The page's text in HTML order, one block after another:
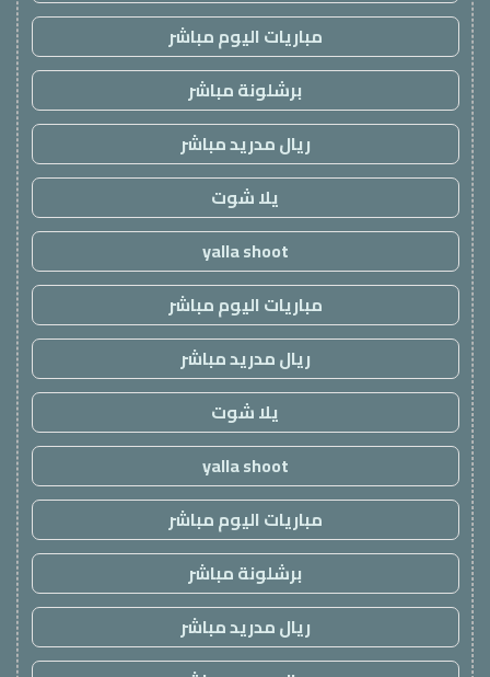
مباريات اليوم مباشر
برشلونة مباشر
ريال مدريد مباشر
يلا شوت
yalla shoot
مباريات اليوم مباشر
ريال مدريد مباشر
يلا شوت
yalla shoot
مباريات اليوم مباشر
برشلونة مباشر
ريال مدريد مباشر